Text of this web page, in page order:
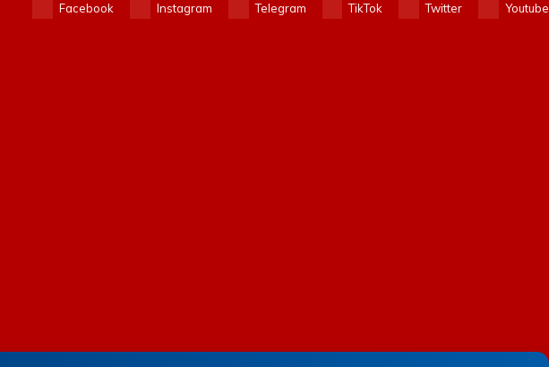
Facebook Instagram Telegram TikTok Twitter Youtube